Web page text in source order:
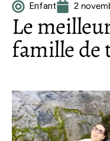
Enfant 2
Le
famille de